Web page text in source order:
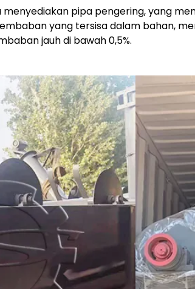
menyediakan pipa pengering, yang
yang tersisa dalam bahan,
jauh di bawah 0,5%.